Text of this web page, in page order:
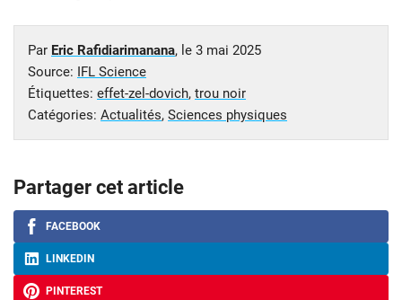
Par Eric Rafidiarimanana, le 3 mai 2025
Source: IFL Science
Étiquettes: effet-zel-dovich, trou noir
Catégories: Actualités, Sciences physiques
Partager cet article
FACEBOOK
LINKEDIN
PINTEREST